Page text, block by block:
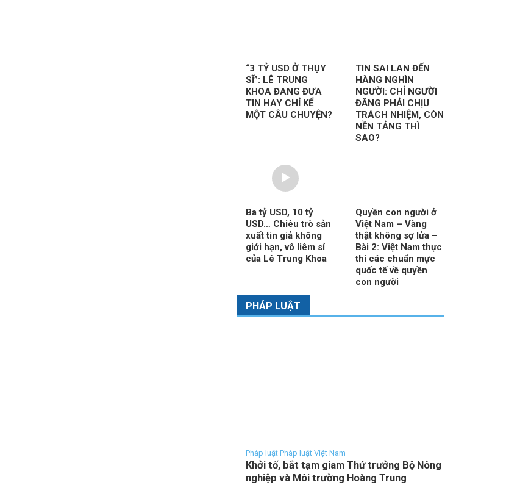
“3 TỶ USD Ở THỤY
SĨ”: LÊ TRUNG
KHOA ĐANG ĐƯA
TIN HAY CHỈ KỂ
MỘT CÂU CHUYỆN?
TIN SAI LAN ĐẾN
HÀNG NGHÌN
NGƯỜI: CHỈ NGƯỜI
ĐĂNG PHẢI CHỊU
TRÁCH NHIỆM, CÒN
NỀN TẢNG THÌ
SAO?
Ba tỷ USD, 10 tỷ
USD… Chiêu trò sản
xuất tin giả không
giới hạn, vô liêm sỉ
của Lê Trung Khoa
Quyền con người ở
Việt Nam – Vàng
thật không sợ lửa –
Bài 2: Việt Nam thực
thi các chuẩn mực
quốc tế về quyền
con người
PHÁP LUẬT
Pháp luật Pháp luật Việt Nam
Khởi tố, bắt tạm giam Thứ trưởng Bộ Nông
nghiệp và Môi trường Hoàng Trung